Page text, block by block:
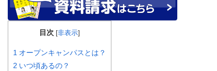
目次 [非表示]
1 オープンキャンパスとは？
2 いつ頃あるの？